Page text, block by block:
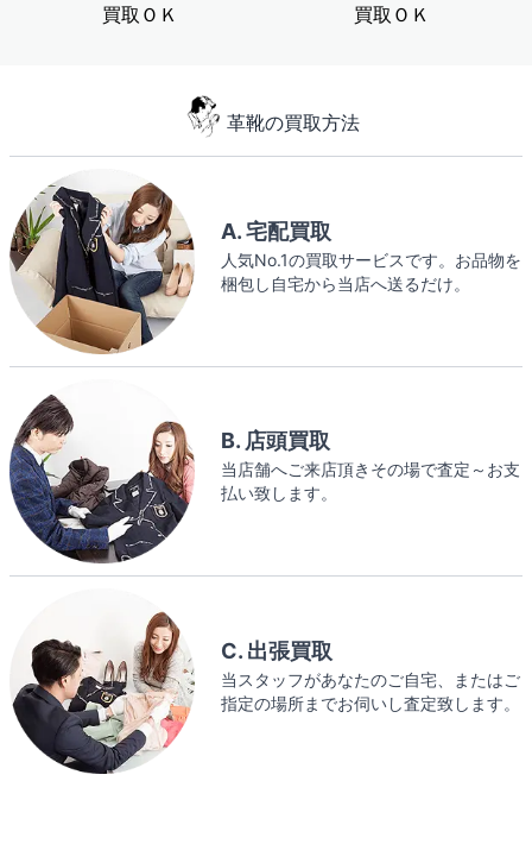
買取ＯＫ 買取ＯＫ
革靴の買取方法
A. 宅配買取
人気No.1の買取サービスです。お品物を
梱包し自宅から当店へ送るだけ。
B. 店頭買取
当店舗へご来店頂きその場で査定～お支
払い致します。
C. 出張買取
当スタッフがあなたのご自宅、またはご
指定の場所までお伺いし査定致します。